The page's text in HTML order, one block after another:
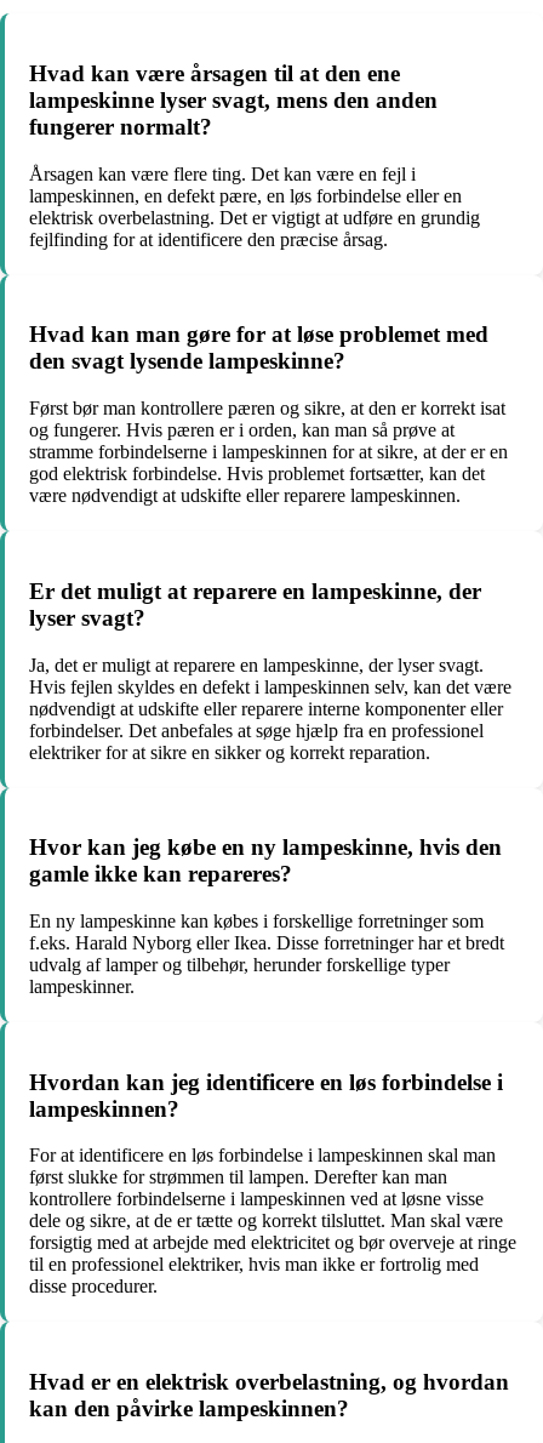
Hvad kan være årsagen til at den ene
lampeskinne lyser svagt, mens den anden
fungerer normalt?
Årsagen kan være flere ting. Det kan være en fejl i
lampeskinnen, en defekt pære, en løs forbindelse eller en
elektrisk overbelastning. Det er vigtigt at udføre en grundig
fejlfinding for at identificere den præcise årsag.
Hvad kan man gøre for at løse problemet med
den svagt lysende lampeskinne?
Først bør man kontrollere pæren og sikre, at den er korrekt isat
og fungerer. Hvis pæren er i orden, kan man så prøve at
stramme forbindelserne i lampeskinnen for at sikre, at der er en
god elektrisk forbindelse. Hvis problemet fortsætter, kan det
være nødvendigt at udskifte eller reparere lampeskinnen.
Er det muligt at reparere en lampeskinne, der
lyser svagt?
Ja, det er muligt at reparere en lampeskinne, der lyser svagt.
Hvis fejlen skyldes en defekt i lampeskinnen selv, kan det være
nødvendigt at udskifte eller reparere interne komponenter eller
forbindelser. Det anbefales at søge hjælp fra en professionel
elektriker for at sikre en sikker og korrekt reparation.
Hvor kan jeg købe en ny lampeskinne, hvis den
gamle ikke kan repareres?
En ny lampeskinne kan købes i forskellige forretninger som
f.eks. Harald Nyborg eller Ikea. Disse forretninger har et bredt
udvalg af lamper og tilbehør, herunder forskellige typer
lampeskinner.
Hvordan kan jeg identificere en løs forbindelse i
lampeskinnen?
For at identificere en løs forbindelse i lampeskinnen skal man
først slukke for strømmen til lampen. Derefter kan man
kontrollere forbindelserne i lampeskinnen ved at løsne visse
dele og sikre, at de er tætte og korrekt tilsluttet. Man skal være
forsigtig med at arbejde med elektricitet og bør overveje at ringe
til en professionel elektriker, hvis man ikke er fortrolig med
disse procedurer.
Hvad er en elektrisk overbelastning, og hvordan
kan den påvirke lampeskinnen?